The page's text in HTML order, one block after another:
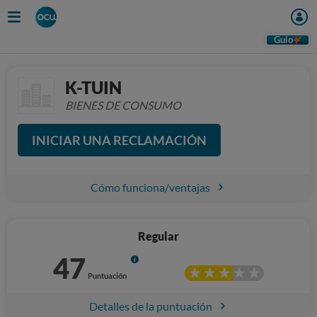
Guio
K-TUIN
BIENES DE CONSUMO
INICIAR UNA RECLAMACIÓN
Cómo funciona/ventajas
Regular
47 Puntuación
Info
Detalles de la puntuación